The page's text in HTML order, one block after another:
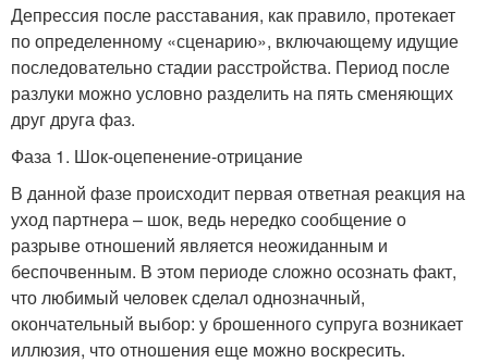
Депрессия после расставания, как правило, протекает
по определенному «сценарию», включающему идущие
последовательно стадии расстройства. Период после
разлуки можно условно разделить на пять сменяющих
друг друга фаз.
Фаза 1. Шок-оцепенение-отрицание
В данной фазе происходит первая ответная реакция на
уход партнера – шок, ведь нередко сообщение о
разрыве отношений является неожиданным и
беспочвенным. В этом периоде сложно осознать факт,
что любимый человек сделал однозначный,
окончательный выбор: у брошенного супруга возникает
иллюзия, что отношения еще можно воскресить.